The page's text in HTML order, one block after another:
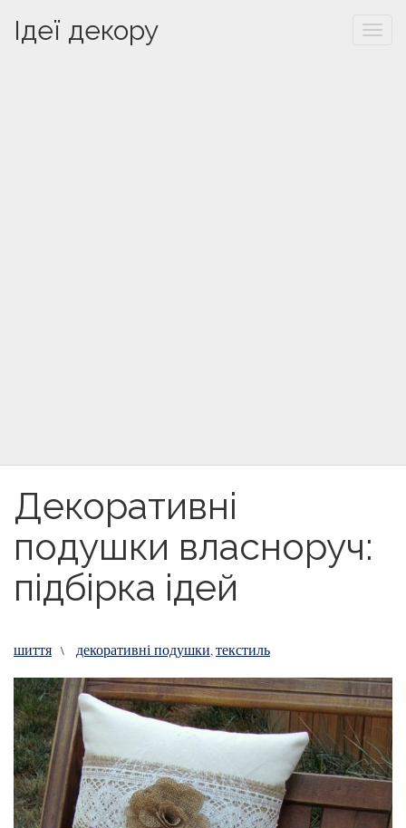
Ідеї декору
Декоративні
подушки власноруч:
підбірка ідей
шиття \ декоративні подушки,текстиль